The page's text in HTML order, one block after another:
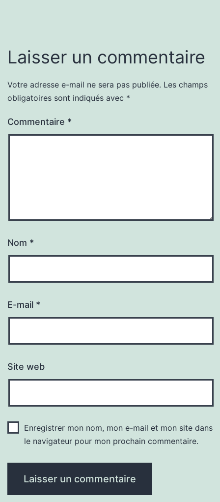
Laisser un commentaire
Votre adresse e-mail ne sera pas publiée. Les champs
obligatoires sont indiqués avec *
Commentaire *
Nom *
E-mail *
Site web
Enregistrer mon nom, mon e-mail et mon site dans
le navigateur pour mon prochain commentaire.